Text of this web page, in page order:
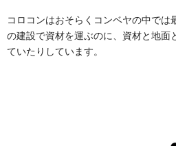
コロコンはおそらくコンベヤの中では
の建設で資材を運ぶのに、資材と地面
ていたりしています。